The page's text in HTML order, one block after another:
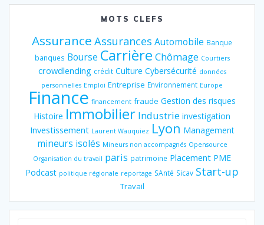
MOTS CLEFS
Assurance Assurances Automobile Banque
banques Bourse Carrière Chômage Courtiers
crowdlending crédit Culture Cybersécurité données
personnelles Emploi Entreprise Environnement Europe
Finance financement fraude Gestion des risques
Histoire Immobilier Industrie investigation
Investissement Laurent Wauquiez Lyon Management
mineurs isolés Mineurs non accompagnés Opensource
Organisation du travail paris patrimoine Placement PME
Podcast politique régionale reportage SAnté Sicav Start-up
Travail